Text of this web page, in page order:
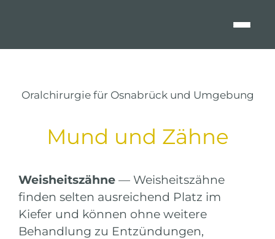
Oralchirurgie für Osnabrück und Umgebung
Mund und Zähne
Weisheitszähne — Weisheitszähne
finden selten ausreichend Platz im
Kiefer und können ohne weitere
Behandlung zu Entzündungen,